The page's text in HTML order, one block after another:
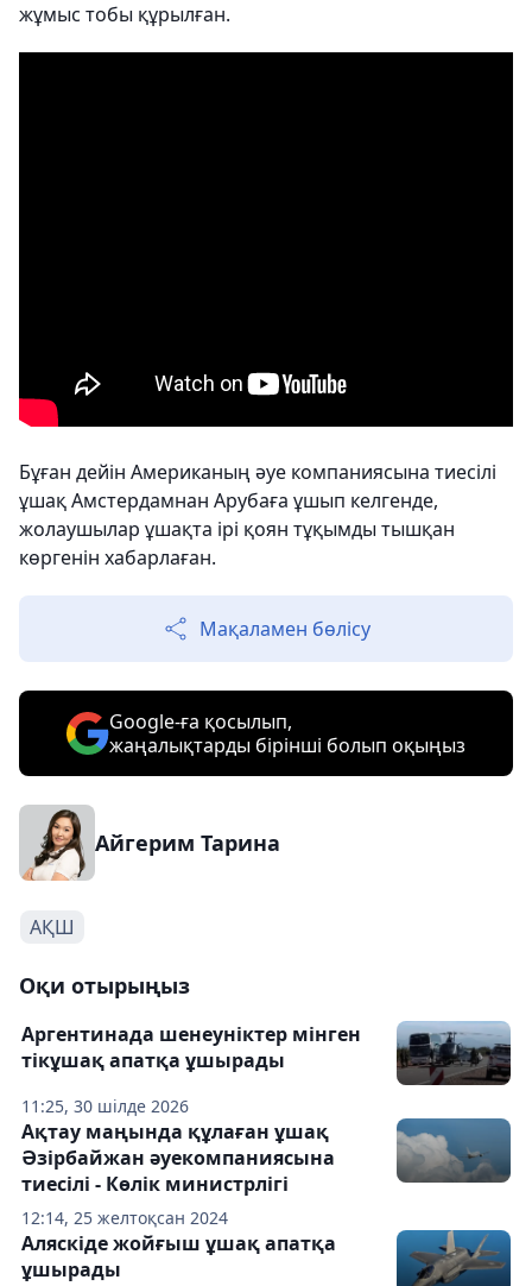
жұмыс тобы құрылған.
Бұған дейін Американың әуе компаниясына тиесілі
ұшақ Амстердамнан Арубаға ұшып келгенде,
жолаушылар ұшақта ірі қоян тұқымды тышқан
көргенін хабарлаған.
Мақаламен бөлісу
Google-ға қосылып,
жаңалықтарды бірінші болып оқыңыз
Айгерим Тарина
АҚШ
Оқи отырыңыз
11:25, 30 шілде 2026
Аргентинада шенеуніктер мінген
тікұшақ апатқа ұшырады
12:14, 25 желтоқсан 2024
Ақтау маңында құлаған ұшақ
Әзірбайжан әуекомпаниясына
тиесілі - Көлік министрлігі
Аляскіде жойғыш ұшақ апатқа
ұшырады